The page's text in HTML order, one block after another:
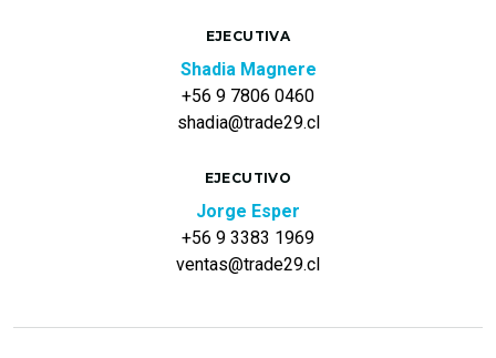
EJECUTIVA
Shadia Magnere
+56 9 7806 0460
shadia@trade29.cl
EJECUTIVO
Jorge Esper
+56 9 3383 1969
ventas@trade29.cl